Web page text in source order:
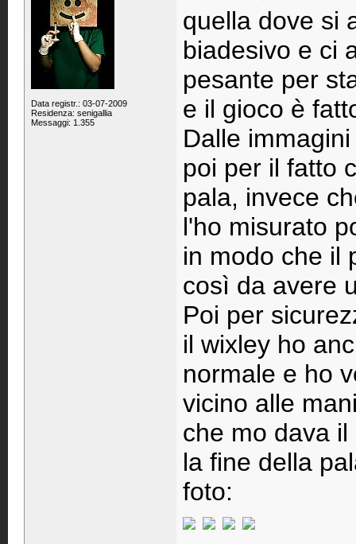
Data registr.: 03-07-2009
Residenza: senigallia
Messaggi: 1.355
quella dove si
biadesivo e ci
pesante per
e il gioco è
Dalle
poi per il fatto
pala, invece
l'ho misurato
in modo che il
così da avere
Poi per
il wixley ho
normale e ho
vicino alle
che mo dava
la fine della
foto: